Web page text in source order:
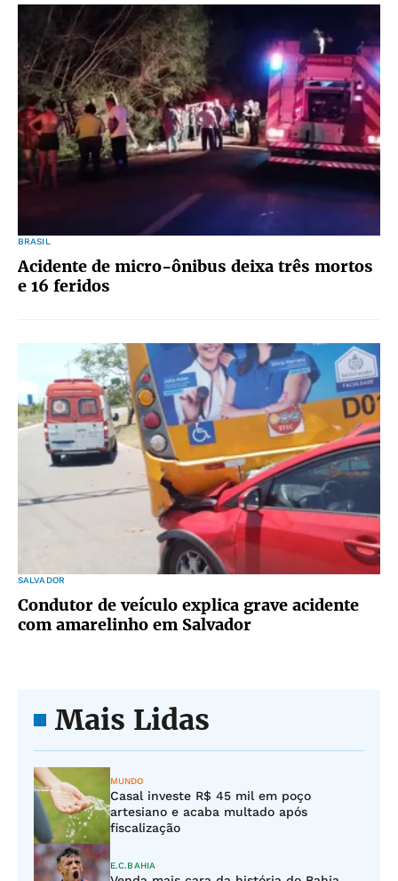
BRASIL
Acidente de micro-ônibus deixa três mortos
e 16 feridos
SALVADOR
Condutor de veículo explica grave acidente
com amarelinho em Salvador
Mais Lidas
MUNDO
Casal investe R$ 45 mil em poço
artesiano e acaba multado após
fiscalização
E.C.BAHIA